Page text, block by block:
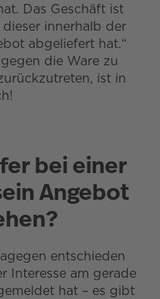
Das Geschäft ist
innerhalb der
abgeliefert hat.“
die Ware zu
ist in
bei einer
Angebot
entschieden
Interesse am gerade
hat – es gibt